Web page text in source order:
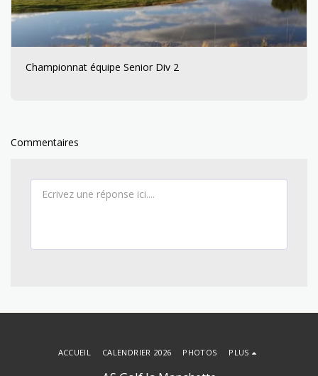
Championnat équipe Senior Div 2
Commentaires
ACCUEIL CALENDRIER 2026 PHOTOS PLUS